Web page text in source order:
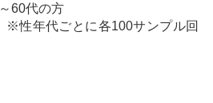
60代の方
性年代ごとに各100サンプル回